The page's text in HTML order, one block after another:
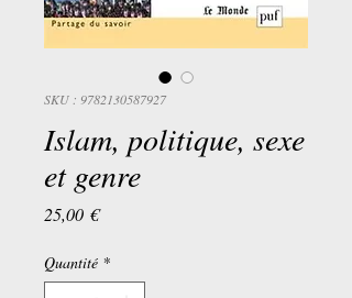
SKU : 9782130587927
Islam, politique, sexe
et genre
25,00 €Prix
Quantité *